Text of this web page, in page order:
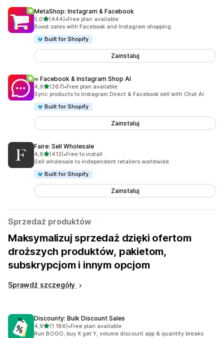
MetaShop: Instagram & Facebook
5,0na 5 gwiazdek
(444)
Łączna liczba recenzji: 444
•Free plan available
Boost sales with Facebook and Instagram shopping.
Built for Shopify
Zainstaluj
∞ Facebook & Instagram Shop AI
4,9na 5 gwiazdek
(267)
Łączna liczba recenzji: 267
•Free plan available
Sync products to Instagram Direct & Facebook sell with Chat AI
Built for Shopify
Zainstaluj
Faire: Sell Wholesale
4,6na 5 gwiazdek
(413)
Łączna liczba recenzji: 413
•Free to install
Sell wholesale to independent retailers worldwide
Built for Shopify
Zainstaluj
Sprzedaż produktów
Maksymalizuj sprzedaż dzięki ofertom
droższych produktów, pakietom,
subskrypcjom i innym opcjom
Sprawdź szczegóły
Discounty: Bulk Discount Sales
4,9na 5 gwiazdek
(1 186)
Łączna liczba recenzji: 1186
•Free plan available
Run BOGO, buy X get Y, volume discount app & quantity breaks